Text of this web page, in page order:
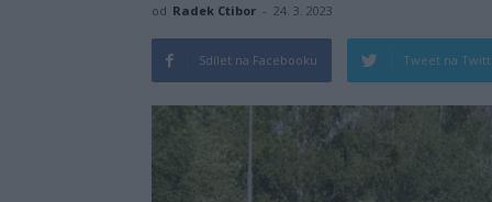
od Radek Ctibor - 24. 3. 2023
Sdílet na Facebooku Tweet na